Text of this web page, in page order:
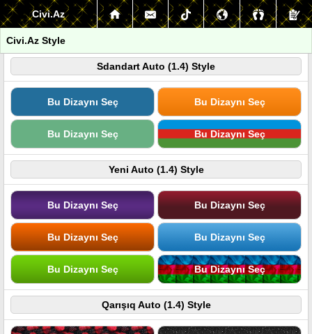
Civi.Az
Civi.Az Style
Sdandart Auto (1.4) Style
Bu Dizaynı Seç Bu Dizaynı Seç
Bu Dizaynı Seç Bu Dizaynı Seç
Yeni Auto (1.4) Style
Bu Dizaynı Seç Bu Dizaynı Seç
Bu Dizaynı Seç Bu Dizaynı Seç
Bu Dizaynı Seç Bu Dizaynı Seç
Qarışıq Auto (1.4) Style